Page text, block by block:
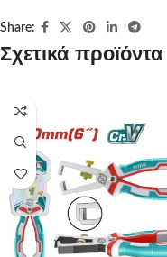
Share:
Σχετικά προϊόντα